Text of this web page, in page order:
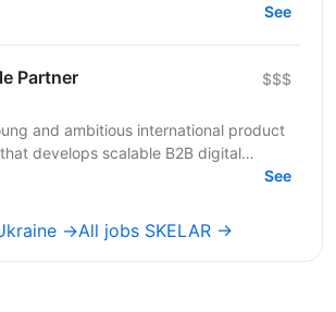
Того, хто не просто підтримуєSee
Partner $$$
and ambitious international product
develops scalable B2B digital
inviting you to become part of our...See
→All jobs SKELAR →